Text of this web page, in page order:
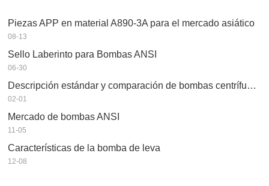
Piezas APP en material A890-3A para el mercado asiático
08-13
Sello Laberinto para Bombas ANSI
06-30
Descripción estándar y comparación de bombas centrífugas en la industria petroquímica
02-01
Mercado de bombas ANSI
11-05
Características de la bomba de leva
12-08